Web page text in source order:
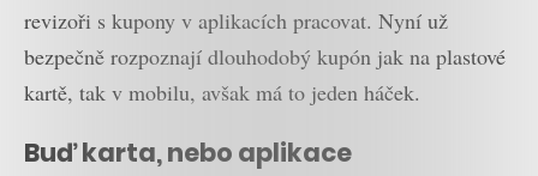
revizoři s kupony v aplikacích pracovat. Nyní už
bezpečně rozpoznají dlouhodobý kupón jak na plastové
kartě, tak v mobilu, avšak má to jeden háček.
Buď karta, nebo aplikace